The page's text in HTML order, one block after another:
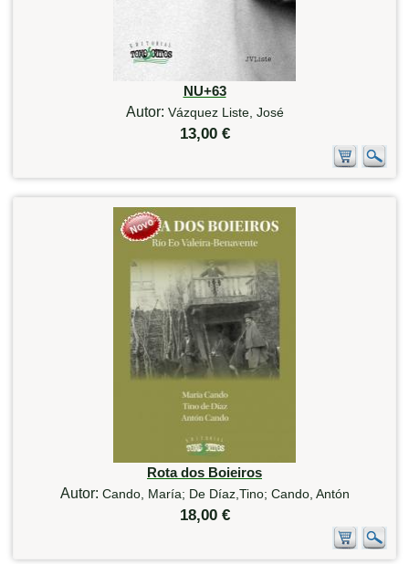
NU+63
Autor: Vázquez Liste, José
13,00 €
Rota dos Boieiros
Autor: Cando, María; De Díaz,Tino; Cando, Antón
18,00 €